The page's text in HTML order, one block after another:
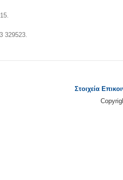
329523.
Στοιχεία